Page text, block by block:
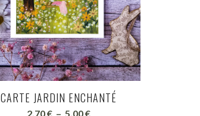
CARTE JARDIN ENCHANTÉ
2.70€ – 5.00€Plage